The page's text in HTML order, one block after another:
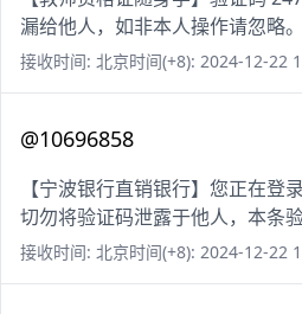
漏给他人，如非本人操作请忽略。
接收时间: 北京时间(+8): 2024-12-22
@10696858
【宁波银行直销银行】您正在登
切勿将验证码泄露于他人，本条
接收时间: 北京时间(+8): 2024-12-22